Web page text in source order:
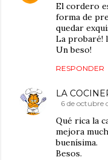
El cordero
forma de
quedar
La probaré!
Un beso!
RESPONDER
LA
6 de octubre
Qué rica la
mejora
buenísima.
Besos.